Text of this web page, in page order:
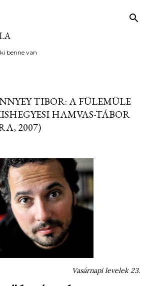
benne van
TIBOR: A FÜLEMÜLE
HAMVAS-TÁBOR
2007)
Vasárnapi levelek 23.